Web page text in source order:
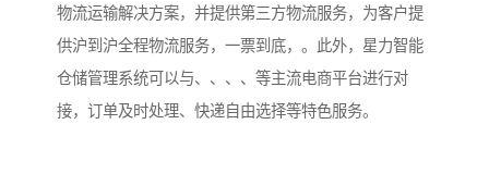
物流运输解决方案，并提供第三方物流服务，为客户提
供沪到沪全程物流服务，一票到底，。此外，星力智能
仓储管理系统可以与、、、、等主流电商平台进行对
接，订单及时处理、快递自由选择等特色服务。